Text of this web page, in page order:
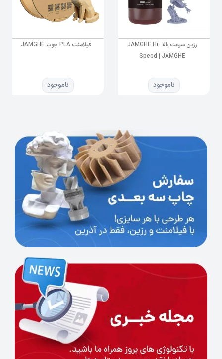
High transparency
Anti- yellow
Low shrinkage
Suitable for DLP LCD printer
SGS certificate
رزین سرعت بالا JAMGHE Hi-
Speed | JAMGHE
ناموجود
فیلامنت PLA چوب JAMGHE
ناموجود